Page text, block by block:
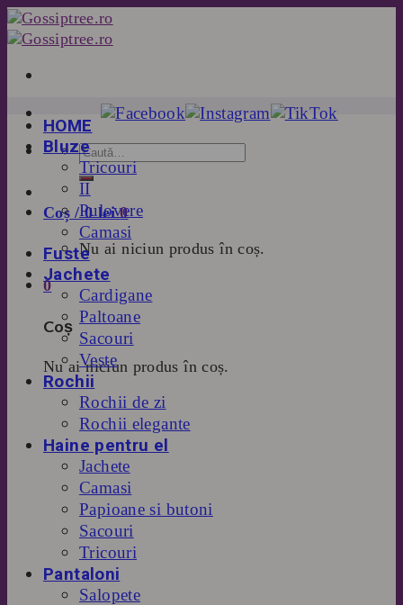
Skip
to
Coș /0lei 0
Nu ai niciun produs în coș.
0
Coș
Nu ai niciun produs în coș.
HOME
Bluze
Tricouri
II
Pulovere
Camasi
Fuste
Jachete
Cardigane
Paltoane
Sacouri
Veste
Rochii
Rochii de zi
Rochii elegante
Haine pentru el
Jachete
Camasi
Papioane si butoni
Sacouri
Tricouri
Pantaloni
Salopete